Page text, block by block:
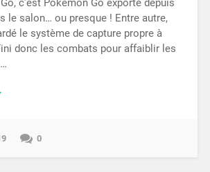
c’est Pokemon Go exporté depuis
le salon… ou presque ! Entre autre,
le système de capture propre à
donc les combats pour affaiblir les
0